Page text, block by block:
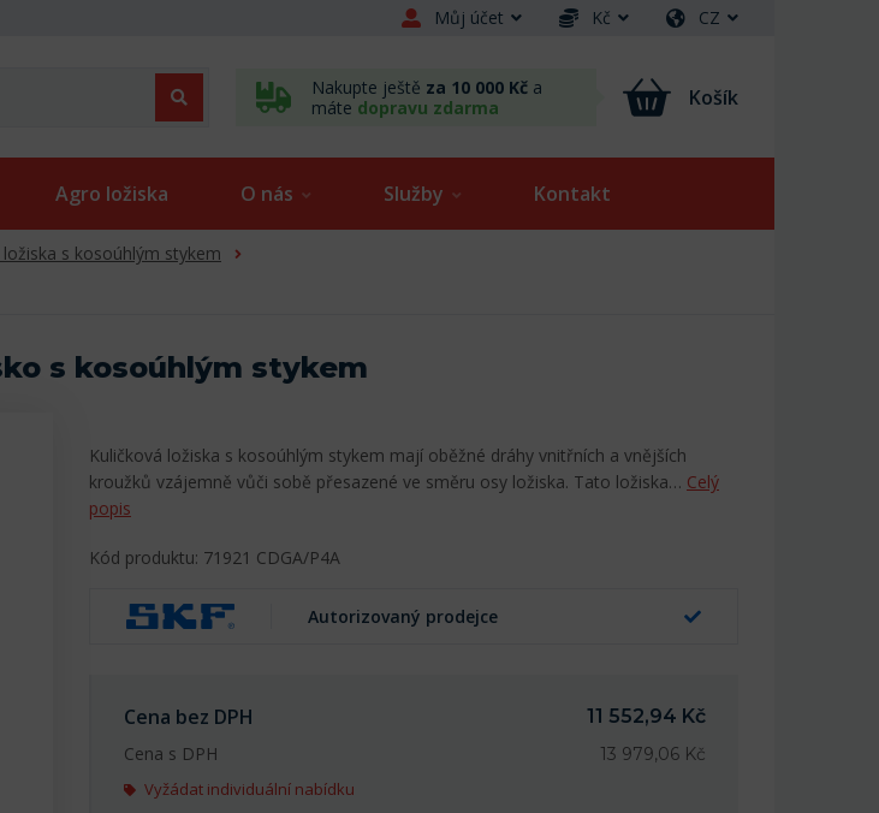
Můj účet Kč CZ
Nakupte ještě za 10 000 Kč a
máte dopravu zdarma Košík
Agro ložiska O nás Služby Kontakt
s kosoúhlým stykem
s kosoúhlým stykem
Kuličková ložiska s kosoúhlým stykem mají oběžné dráhy vnitřních a vnějších
kroužků vzájemně vůči sobě přesazené ve směru osy ložiska. Tato ložiska… Celý
popis
Kód produktu: 71921 CDGA/P4A
Autorizovaný prodejce
Cena bez DPH
11 552,94 Kč
Cena s DPH
13 979,06 Kč
Vyžádat individuální nabídku